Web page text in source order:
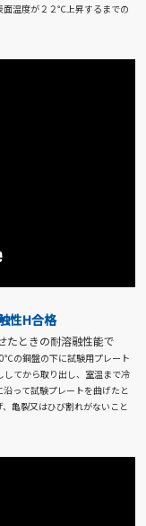
面温度が２２℃上昇するまでの
性H合格
たときの耐溶融性能で
の銅盤の下に試験用プレート
てから取り出し、室温まで冷
って試験プレートを曲げたと
亀裂又はひび割れがないこと